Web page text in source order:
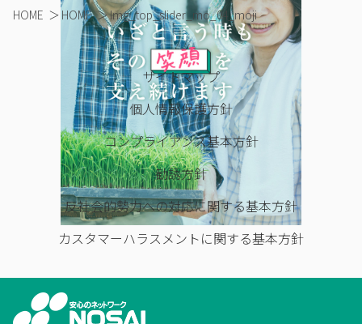
HOME ＞ HOME ＞Img_top_slider_mo_04_moji
サイトマップ
個人情報保護方針
コンプライアンス基本方針
勧誘方針
反社会的勢力への対応に関する基本方針
カスタマーハラスメントに関する基本方針